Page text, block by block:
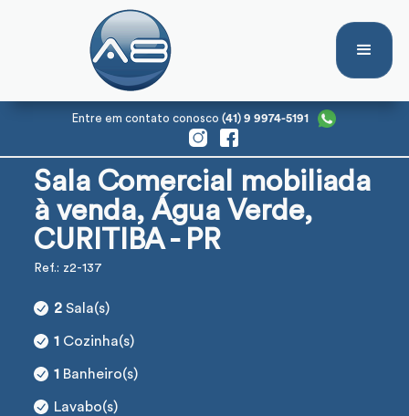
Entre em contato conosco (41) 9 9974-5191
Sala Comercial mobiliada
à venda, Água Verde,
CURITIBA - PR
Ref.: z2-137
2Sala(s)
1 Cozinha(s)
1 Banheiro(s)
Lavabo(s)